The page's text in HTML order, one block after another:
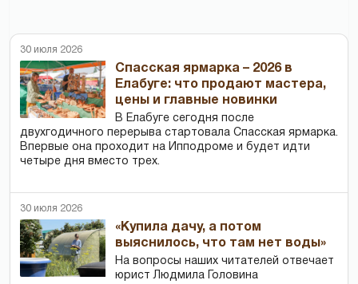
30 июля 2026
Спасская ярмарка – 2026 в
Елабуге: что продают мастера,
цены и главные новинки
В Елабуге сегодня после
двухгодичного перерыва стартовала Спасская ярмарка.
Впервые она проходит на Ипподроме и будет идти
четыре дня вместо трех.
30 июля 2026
«Купила дачу, а потом
выяснилось, что там нет воды»
На вопросы наших читателей отвечает
юрист Людмила Головина